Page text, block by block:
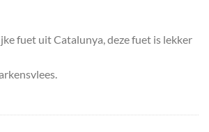
fuet uit Catalunya, deze fuet is lekker